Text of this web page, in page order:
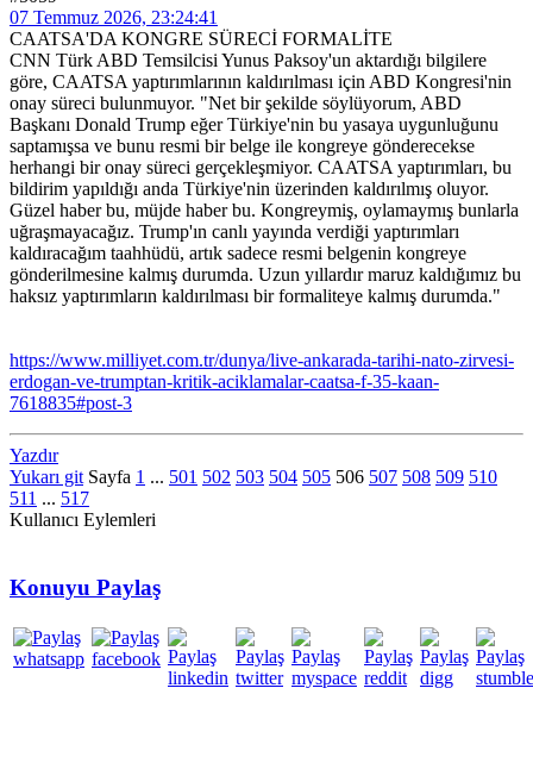
07 Temmuz 2026, 23:24:41
CAATSA'DA KONGRE SÜRECİ FORMALİTE
CNN Türk ABD Temsilcisi Yunus Paksoy'un aktardığı bilgilere
göre, CAATSA yaptırımlarının kaldırılması için ABD Kongresi'nin
onay süreci bulunmuyor. "Net bir şekilde söylüyorum, ABD
Başkanı Donald Trump eğer Türkiye'nin bu yasaya uygunluğunu
saptamışsa ve bunu resmi bir belge ile kongreye gönderecekse
herhangi bir onay süreci gerçekleşmiyor. CAATSA yaptırımları, bu
bildirim yapıldığı anda Türkiye'nin üzerinden kaldırılmış oluyor.
Güzel haber bu, müjde haber bu. Kongreymiş, oylamaymış bunlarla
uğraşmayacağız. Trump'ın canlı yayında verdiği yaptırımları
kaldıracağım taahhüdü, artık sadece resmi belgenin kongreye
gönderilmesine kalmış durumda. Uzun yıllardır maruz kaldığımız bu
haksız yaptırımların kaldırılması bir formaliteye kalmış durumda."
https://www.milliyet.com.tr/dunya/live-ankarada-tarihi-nato-zirvesi-
erdogan-ve-trumptan-kritik-aciklamalar-caatsa-f-35-kaan-
7618835#post-3
Yazdır
Yukarı git Sayfa 1 ... 501 502 503 504 505 506 507 508 509 510
511 ... 517
Kullanıcı Eylemleri
Konuyu Paylaş